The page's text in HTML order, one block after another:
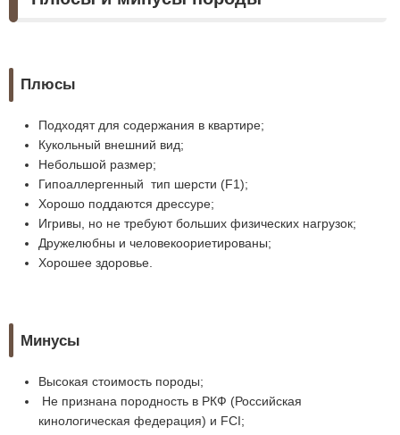
Плюсы
Подходят для содержания в квартире;
Кукольный внешний вид;
Небольшой размер;
Гипоаллергенный тип шерсти (F1);
Хорошо поддаются дрессуре;
Игривы, но не требуют больших физических нагрузок;
Дружелюбны и человекоориетированы;
Хорошее здоровье.
Минусы
Высокая стоимость породы;
Не признана породность в РКФ (Российская
кинологическая федерация) и FCI;